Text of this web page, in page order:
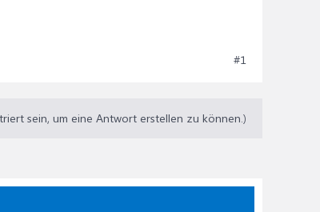
#1
sein, um eine Antwort erstellen zu können.)